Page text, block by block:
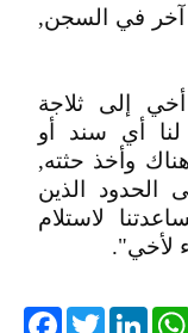
آخر في السجن,
إلى ثلاجة
أي سند أو
وأخذ حثته,
الحدود الذين
لاستلام
لأخي".
TwitterLinkedIn